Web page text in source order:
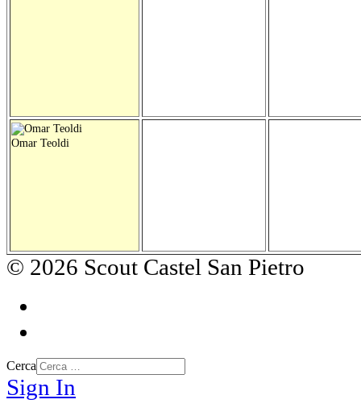
Omar Teoldi
© 2026 Scout Castel San Pietro
Cerca
Sign In